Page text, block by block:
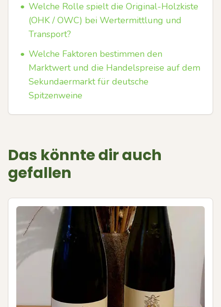
• Welche Rolle spielt die Original-Holzkiste
(OHK / OWC) bei Wertermittlung und
Transport?
• Welche Faktoren bestimmen den
Marktwert und die Handelspreise auf dem
Sekundaermarkt für deutsche
Spitzenweine
Das könnte dir auch
gefallen